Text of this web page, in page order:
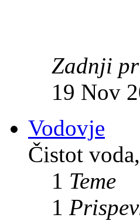
Zadnji
19 Nov
Vodovje
Čistot
1 Teme
1